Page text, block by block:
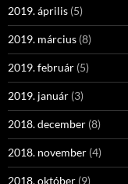
2019. április (5)
2019. március (8)
2019. február (5)
2019. január (3)
2018. december (8)
2018. november (4)
2018. október (9)